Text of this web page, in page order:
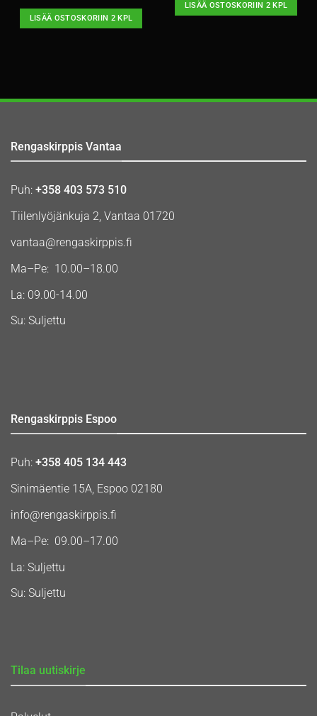
LISÄÄ OSTOSKORIIN 2 KPL
LISÄÄ OSTOSKORIIN 2 KPL
Rengaskirppis Vantaa
Puh: +358 403 573 510
Tiilenlyöjänkuja 2, Vantaa 01720
vantaa@rengaskirppis.fi
Ma–Pe: 10.00–18.00
La: 09.00-14.00
Su: Suljettu
Rengaskirppis Espoo
Puh: +358 405 134 443
Sinimäentie 15A, Espoo 02180
info@rengaskirppis.fi
Ma–Pe: 09.00–17.00
La: Suljettu
Su: Suljettu
Tilaa uutiskirje